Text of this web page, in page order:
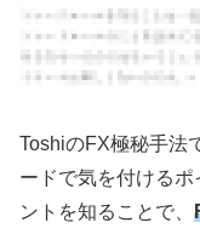
ToshiのFX極秘手法
ードで気を付ける
ントを知ることで、